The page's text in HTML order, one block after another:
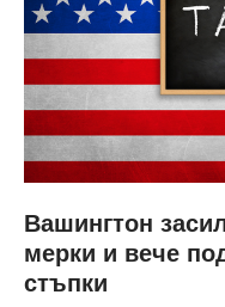
Вашингтон
мерки и вече
стъпки